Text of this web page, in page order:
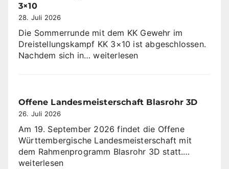
3×10
28. Juli 2026
Die Sommerrunde mit dem KK Gewehr im
Dreistellungskampf KK 3×10 ist abgeschlossen.
Nachdem sich in…SV
KK
weiterlesen
Offene Landesmeisterschaft Blasrohr 3D
26. Juli 2026
Am 19. September 2026 findet die Offene
Württembergische Landesmeisterschaft mit
dem Rahmenprogramm Blasrohr 3D statt.…
weiterlesen